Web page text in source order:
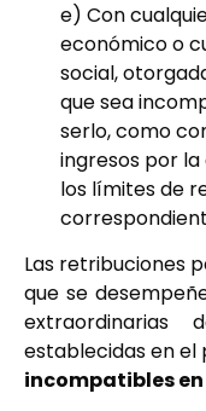
e) Con
económico o
social,
que sea
serlo, como
ingresos por
los límites de
Las retribuciones
que se
extraordinarias
establecidas en
incompatibles